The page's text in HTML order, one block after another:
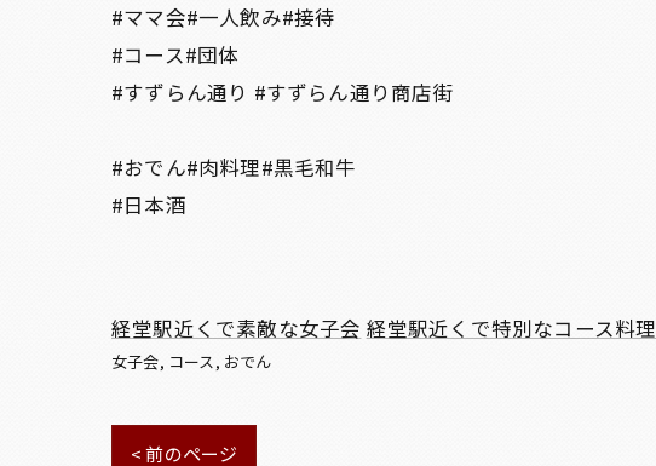
#ママ会#一人飲み#接待
#コース#団体
#すずらん通り #すずらん通り商店街
#おでん#肉料理#黒毛和牛
#日本酒
経堂駅近くで素敵な女子会 経堂駅近くで特別なコース料理
女子会 コース おでん
< 前のページ